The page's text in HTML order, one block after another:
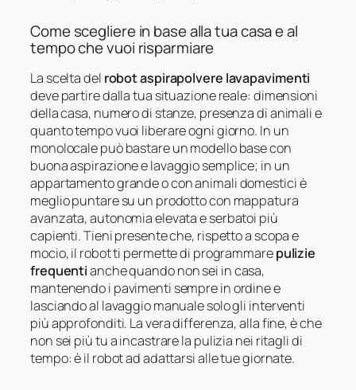
Come scegliere in base alla tua casa e al
tempo che vuoi risparmiare
La scelta del robot aspirapolvere lavapavimenti
deve partire dalla tua situazione reale: dimensioni
della casa, numero di stanze, presenza di animali e
quanto tempo vuoi liberare ogni giorno. In un
monolocale può bastare un modello base con
buona aspirazione e lavaggio semplice; in un
appartamento grande o con animali domestici è
meglio puntare su un prodotto con mappatura
avanzata, autonomia elevata e serbatoi più
capienti. Tieni presente che, rispetto a scopa e
mocio, il robot ti permette di programmarepulizie
frequentianche quando non sei in casa,
mantenendo i pavimenti sempre in ordine e
lasciando al lavaggio manuale solo gli interventi
più approfonditi. La vera differenza, alla fine, è che
non sei più tu a incastrare la pulizia nei ritagli di
tempo: è il robot ad adattarsi alle tue giornate.